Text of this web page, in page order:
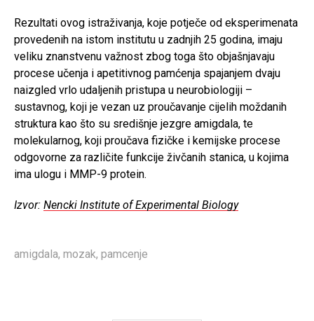
Rezultati ovog istraživanja, koje potječe od eksperimenata
provedenih na istom institutu u zadnjih 25 godina, imaju
veliku znanstvenu važnost zbog toga što objašnjavaju
procese učenja i apetitivnog pamćenja spajanjem dvaju
naizgled vrlo udaljenih pristupa u neurobiologiji –
sustavnog, koji je vezan uz proučavanje cijelih moždanih
struktura kao što su središnje jezgre amigdala, te
molekularnog, koji proučava fizičke i kemijske procese
odgovorne za različite funkcije živčanih stanica, u kojima
ima ulogu i MMP-9 protein.
Izvor: Nencki Institute of Experimental Biology
amigdala, mozak, pamcenje